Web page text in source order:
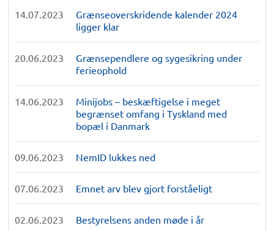
14.07.2023
Grænseoverskridende kalender 2024
ligger klar
20.06.2023
Grænsependlere og sygesikring under
ferieophold
14.06.2023
Minijobs – beskæftigelse i meget
begrænset omfang i Tyskland med
bopæl i Danmark
09.06.2023 NemID lukkes ned
07.06.2023 Emnet arv blev gjort forståeligt
02.06.2023 Bestyrelsens anden møde i år